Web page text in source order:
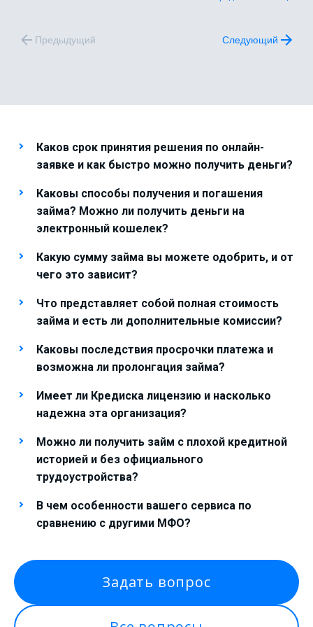
Предыдущий Следующий
Каков срок принятия решения по онлайн-
заявке и как быстро можно получить деньги?
Каковы способы получения и погашения
займа? Можно ли получить деньги на
электронный кошелек?
Какую сумму займа вы можете одобрить, и от
чего это зависит?
Что представляет собой полная стоимость
займа и есть ли дополнительные комиссии?
Каковы последствия просрочки платежа и
возможна ли пролонгация займа?
Имеет ли Кредиска лицензию и насколько
надежна эта организация?
Можно ли получить займ с плохой кредитной
историей и без официального
трудоустройства?
В чем особенности вашего сервиса по
сравнению с другими МФО?
Задать вопрос